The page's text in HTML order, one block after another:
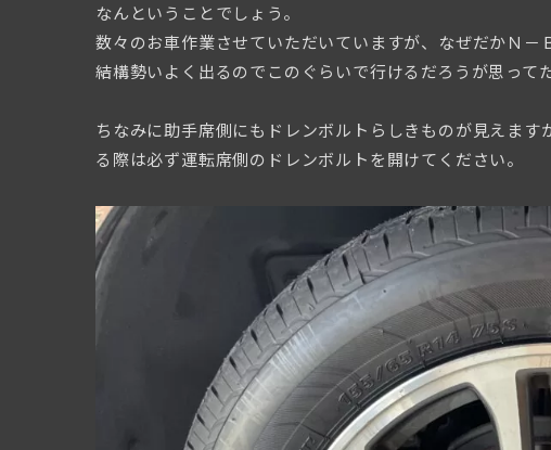
なんということでしょう。
数々のお車作業させていただいていますが、なぜだかＮ－
結構勢いよく出るのでこのぐらいで行けるだろうが思って
ちなみに助手席側にもドレンボルトらしきものが見えま
る際は必ず運転席側のドレンボルトを開けてください。